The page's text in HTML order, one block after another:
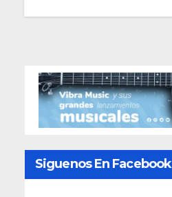
Siguenos En Facebook